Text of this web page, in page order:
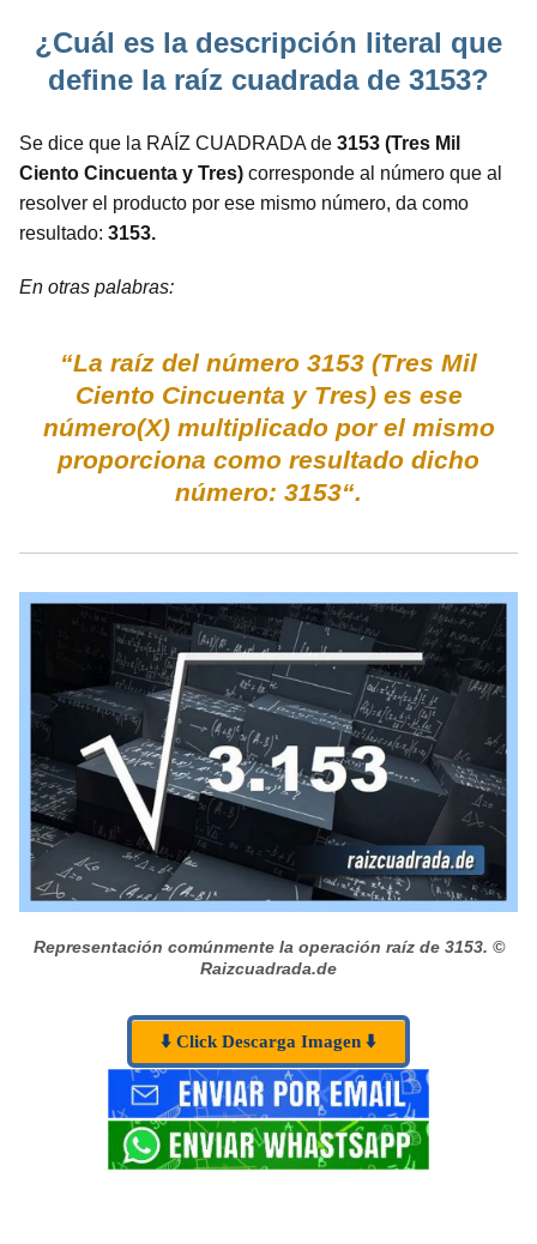
¿Cuál es la descripción literal que
define la raíz cuadrada de 3153?
Se dice que la RAÍZ CUADRADA de 3153 (Tres Mil
Ciento Cincuenta y Tres) corresponde al número que al
resolver el producto por ese mismo número, da como
resultado: 3153.
En otras palabras:
“La raíz del número 3153 (Tres Mil
Ciento Cincuenta y Tres) es ese
número(X) multiplicado por el mismo
proporciona como resultado dicho
número: 3153“.
Representación comúnmente la operación raíz de 3153. ©
Raizcuadrada.de
⬇️ Click Descarga Imagen ⬇️